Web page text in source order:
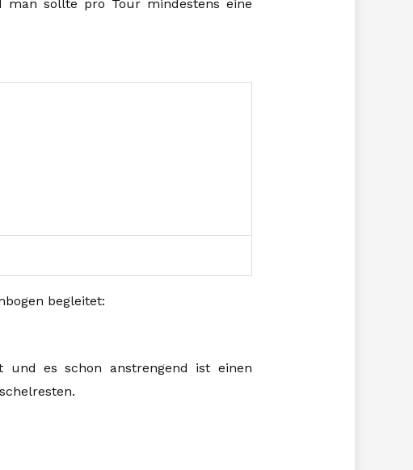
man sollte pro Tour mindestens eine
begleitet:
es schon anstrengend ist einen